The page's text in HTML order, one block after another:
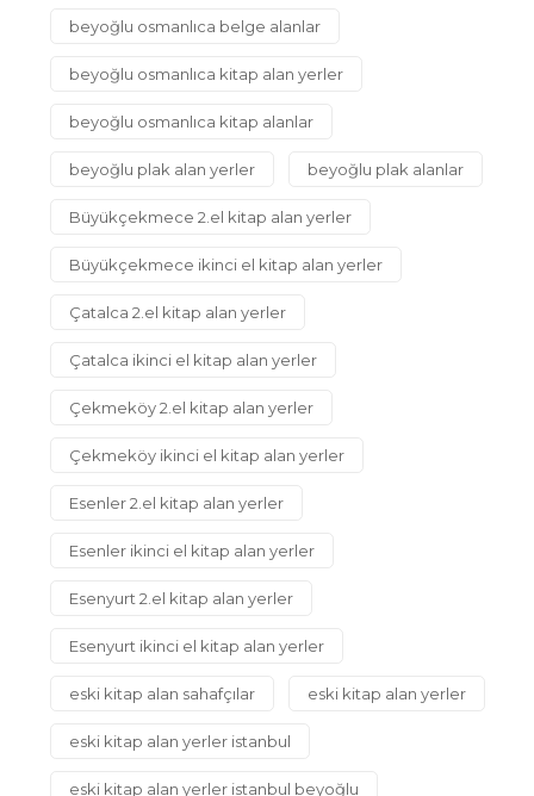
beyoğlu osmanlıca belge alanlar
beyoğlu osmanlıca kitap alan yerler
beyoğlu osmanlıca kitap alanlar
beyoğlu plak alan yerler beyoğlu plak alanlar
Büyükçekmece 2.el kitap alan yerler
Büyükçekmece ikinci el kitap alan yerler
Çatalca 2.el kitap alan yerler
Çatalca ikinci el kitap alan yerler
Çekmeköy 2.el kitap alan yerler
Çekmeköy ikinci el kitap alan yerler
Esenler 2.el kitap alan yerler
Esenler ikinci el kitap alan yerler
Esenyurt 2.el kitap alan yerler
Esenyurt ikinci el kitap alan yerler
eski kitap alan sahafçılar eski kitap alan yerler
eski kitap alan yerler istanbul
eski kitap alan yerler istanbul beyoğlu